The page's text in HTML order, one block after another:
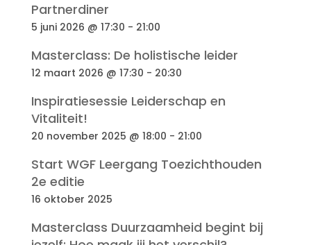
Partnerdiner
5 juni 2026 @ 17:30 - 21:00
Masterclass: De holistische leider
12 maart 2026 @ 17:30 - 20:30
Inspiratiesessie Leiderschap en
Vitaliteit!
20 november 2025 @ 18:00 - 21:00
Start WGF Leergang Toezichthouden
2e editie
16 oktober 2025
Masterclass Duurzaamheid begint bij